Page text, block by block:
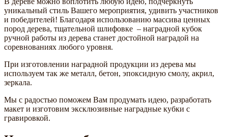
уникальный стиль Вашего мероприятия, удивить участников
и победителей! Благодаря использованию массива ценных
пород дерева, тщательной шлифовке – наградной кубок
ручной работы из дерева станет достойной наградой на
соревнованиях любого уровня.
При изготовлении наградной продукции из дерева мы
используем так же металл, бетон, эпоксидную смолу, акрил,
зеркала.
Мы с радостью поможем Вам продумать идею, разработать
макет и изготовим эксклюзивные наградные кубки с
гравировкой.